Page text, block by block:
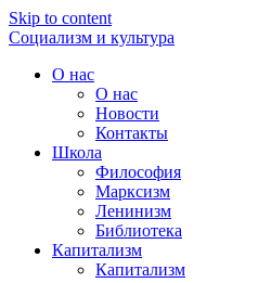
Skip to content
Социализм и культура
О нас
О нас
Новости
Контакты
Школа
Философия
Марксизм
Ленинизм
Библиотека
Капитализм
Капитализм